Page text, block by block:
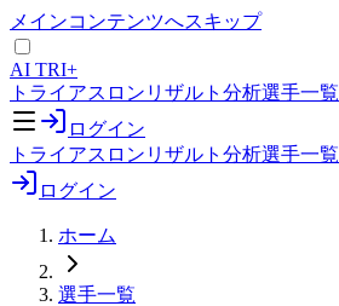
メインコンテンツへスキップ
AI TRI+
トライアスロンリザルト分析選手一覧
ログイン
トライアスロンリザルト分析選手一覧
ログイン
ホーム
選手一覧